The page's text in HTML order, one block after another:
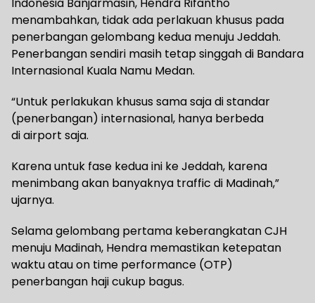
menambahkan, tidak ada perlakuan khusus pada
penerbangan gelombang kedua menuju Jeddah.
Penerbangan sendiri masih tetap singgah di Bandara
Internasional Kuala Namu Medan.
“Untuk perlakukan khusus sama saja di standar
(penerbangan) internasional, hanya berbeda
di airport saja.
Karena untuk fase kedua ini ke Jeddah, karena
menimbang akan banyaknya traffic di Madinah,”
ujarnya.
Selama gelombang pertama keberangkatan CJH
menuju Madinah, Hendra memastikan ketepatan
waktu atau on time performance (OTP)
penerbangan haji cukup bagus.